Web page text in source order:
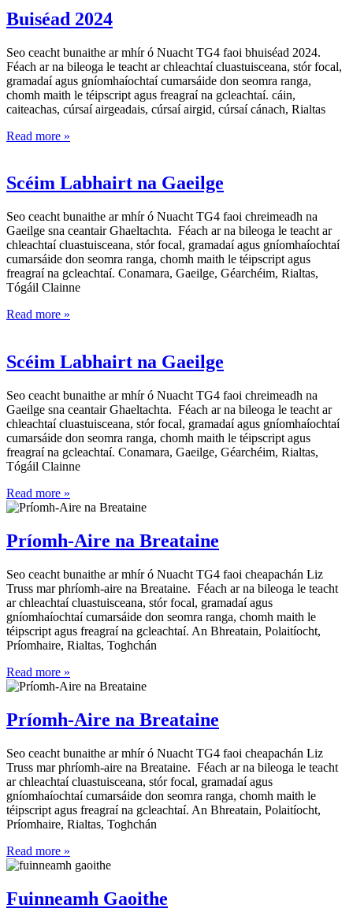
Buiséad 2024
Seo ceacht bunaithe ar mhír ó Nuacht TG4 faoi bhuiséad 2024.
Féach ar na bileoga le teacht ar chleachtaí cluastuisceana, stór focal,
gramadaí agus gníomhaíochtaí cumarsáide don seomra ranga,
chomh maith le téipscript agus freagraí na gcleachtaí. cáin,
caiteachas, cúrsaí airgeadais, cúrsaí airgid, cúrsaí cánach, Rialtas
Read more »
Scéim Labhairt na Gaeilge
Seo ceacht bunaithe ar mhír ó Nuacht TG4 faoi chreimeadh na
Gaeilge sna ceantair Ghaeltachta. Féach ar na bileoga le teacht ar
chleachtaí cluastuisceana, stór focal, gramadaí agus gníomhaíochtaí
cumarsáide don seomra ranga, chomh maith le téipscript agus
freagraí na gcleachtaí. Conamara, Gaeilge, Géarchéim, Rialtas,
Tógáil Clainne
Read more »
Scéim Labhairt na Gaeilge
Seo ceacht bunaithe ar mhír ó Nuacht TG4 faoi chreimeadh na
Gaeilge sna ceantair Ghaeltachta. Féach ar na bileoga le teacht ar
chleachtaí cluastuisceana, stór focal, gramadaí agus gníomhaíochtaí
cumarsáide don seomra ranga, chomh maith le téipscript agus
freagraí na gcleachtaí. Conamara, Gaeilge, Géarchéim, Rialtas,
Tógáil Clainne
Read more »
Príomh-Aire na Breataine
Seo ceacht bunaithe ar mhír ó Nuacht TG4 faoi cheapachán Liz
Truss mar phríomh-aire na Breataine. Féach ar na bileoga le teacht
ar chleachtaí cluastuisceana, stór focal, gramadaí agus
gníomhaíochtaí cumarsáide don seomra ranga, chomh maith le
téipscript agus freagraí na gcleachtaí. An Bhreatain, Polaitíocht,
Príomhaire, Rialtas, Toghchán
Read more »
Príomh-Aire na Breataine
Seo ceacht bunaithe ar mhír ó Nuacht TG4 faoi cheapachán Liz
Truss mar phríomh-aire na Breataine. Féach ar na bileoga le teacht
ar chleachtaí cluastuisceana, stór focal, gramadaí agus
gníomhaíochtaí cumarsáide don seomra ranga, chomh maith le
téipscript agus freagraí na gcleachtaí. An Bhreatain, Polaitíocht,
Príomhaire, Rialtas, Toghchán
Read more »
Fuinneamh Gaoithe